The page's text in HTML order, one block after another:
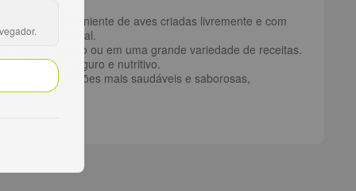
Proveniente de aves criadas livremente e com
ambiental.
assado, cozido ou em uma grande variedade de receitas.
alimento seguro e nutritivo.
suas refeições mais saudáveis e saborosas,